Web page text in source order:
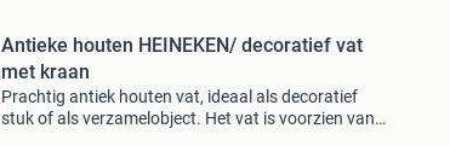
Antieke houten HEINEKEN/ decoratief vat
met kraan
Prachtig antiek houten vat, ideaal als decoratief
stuk of als verzamelobject. Het vat is voorzien van